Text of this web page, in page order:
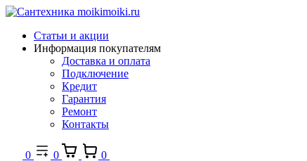
Статьи и акции
Информация покупателям
Доставка и оплата
Подключение
Кредит
Гарантия
Ремонт
Контакты
0 0 0